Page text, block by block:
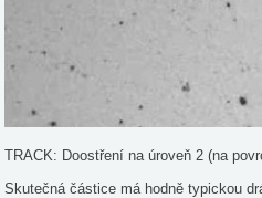
TRACK: Doostření na úroveň 2 (na
Skutečná částice má hodně typickou